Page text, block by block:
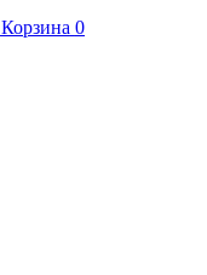
Корзина 0